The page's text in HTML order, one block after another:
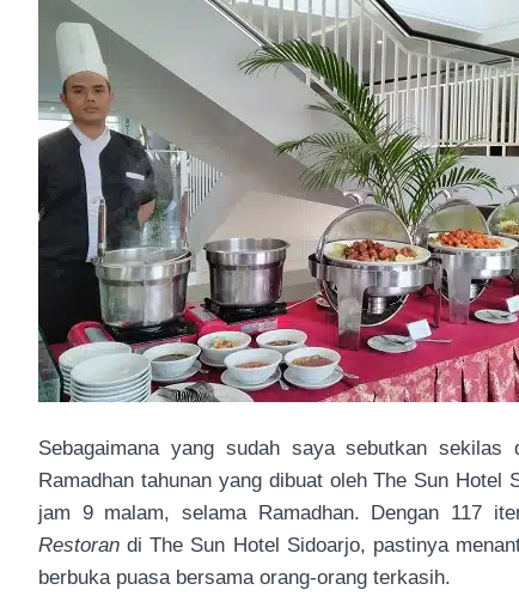
Sebagaimana yang sudah saya sebutkan sekilas
Ramadhan tahunan yang dibuat oleh The Sun
jam 9 malam, selama Ramadhan. Dengan 117
Restorandi The Sun Hotel Sidoarjo, pastinya
berbuka puasa bersama orang-orang terkasih.